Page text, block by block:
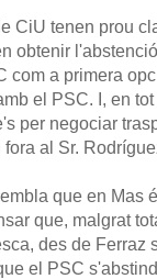
CiU tenen prou
obtenir
com a primera
el PSC. I, en
per negociar
al Sr.
que en Mas
que, malgrat
des de Ferraz
el PSC